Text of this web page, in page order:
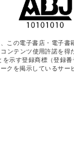
この電子書店・電子書
ンテンツ使用許諾を得
を示す登録商標（登録
クを掲示しているサー